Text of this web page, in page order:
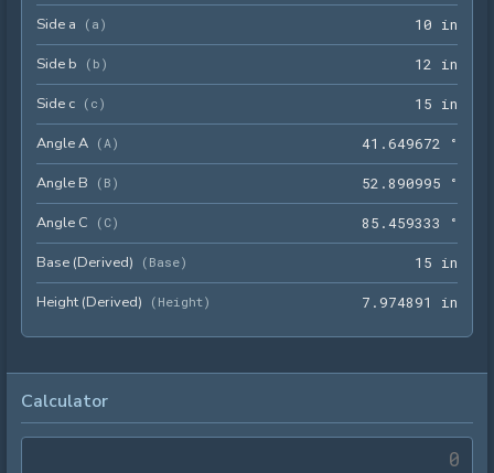
Side a ( a ) 10 in
Side b ( b ) 12 in
Side c ( c ) 1 5 in
Angle A ( A ) 41 .649672 °
Angle B ( B ) 52 . 890995 °
Angle C ( C) 85 .459333 °
Base (Derived) ( Base) 1 5 in
Height (Derived) ( Height) 7 . 974891 in
Calculator